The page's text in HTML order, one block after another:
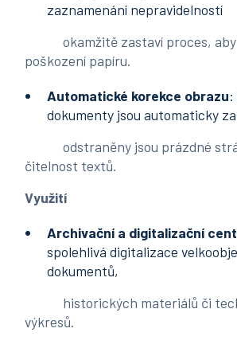
zaznamenání nepravidelností
okamžitě zastaví proces, aby
poškození papíru.
Automatické korekce obrazu
dokumenty jsou automaticky
odstraněny jsou prázdné
čitelnost textů.
Využití
Archivační a digitalizační
spolehlivá digitalizace
dokumentů,
historických materiálů či
výkresů.